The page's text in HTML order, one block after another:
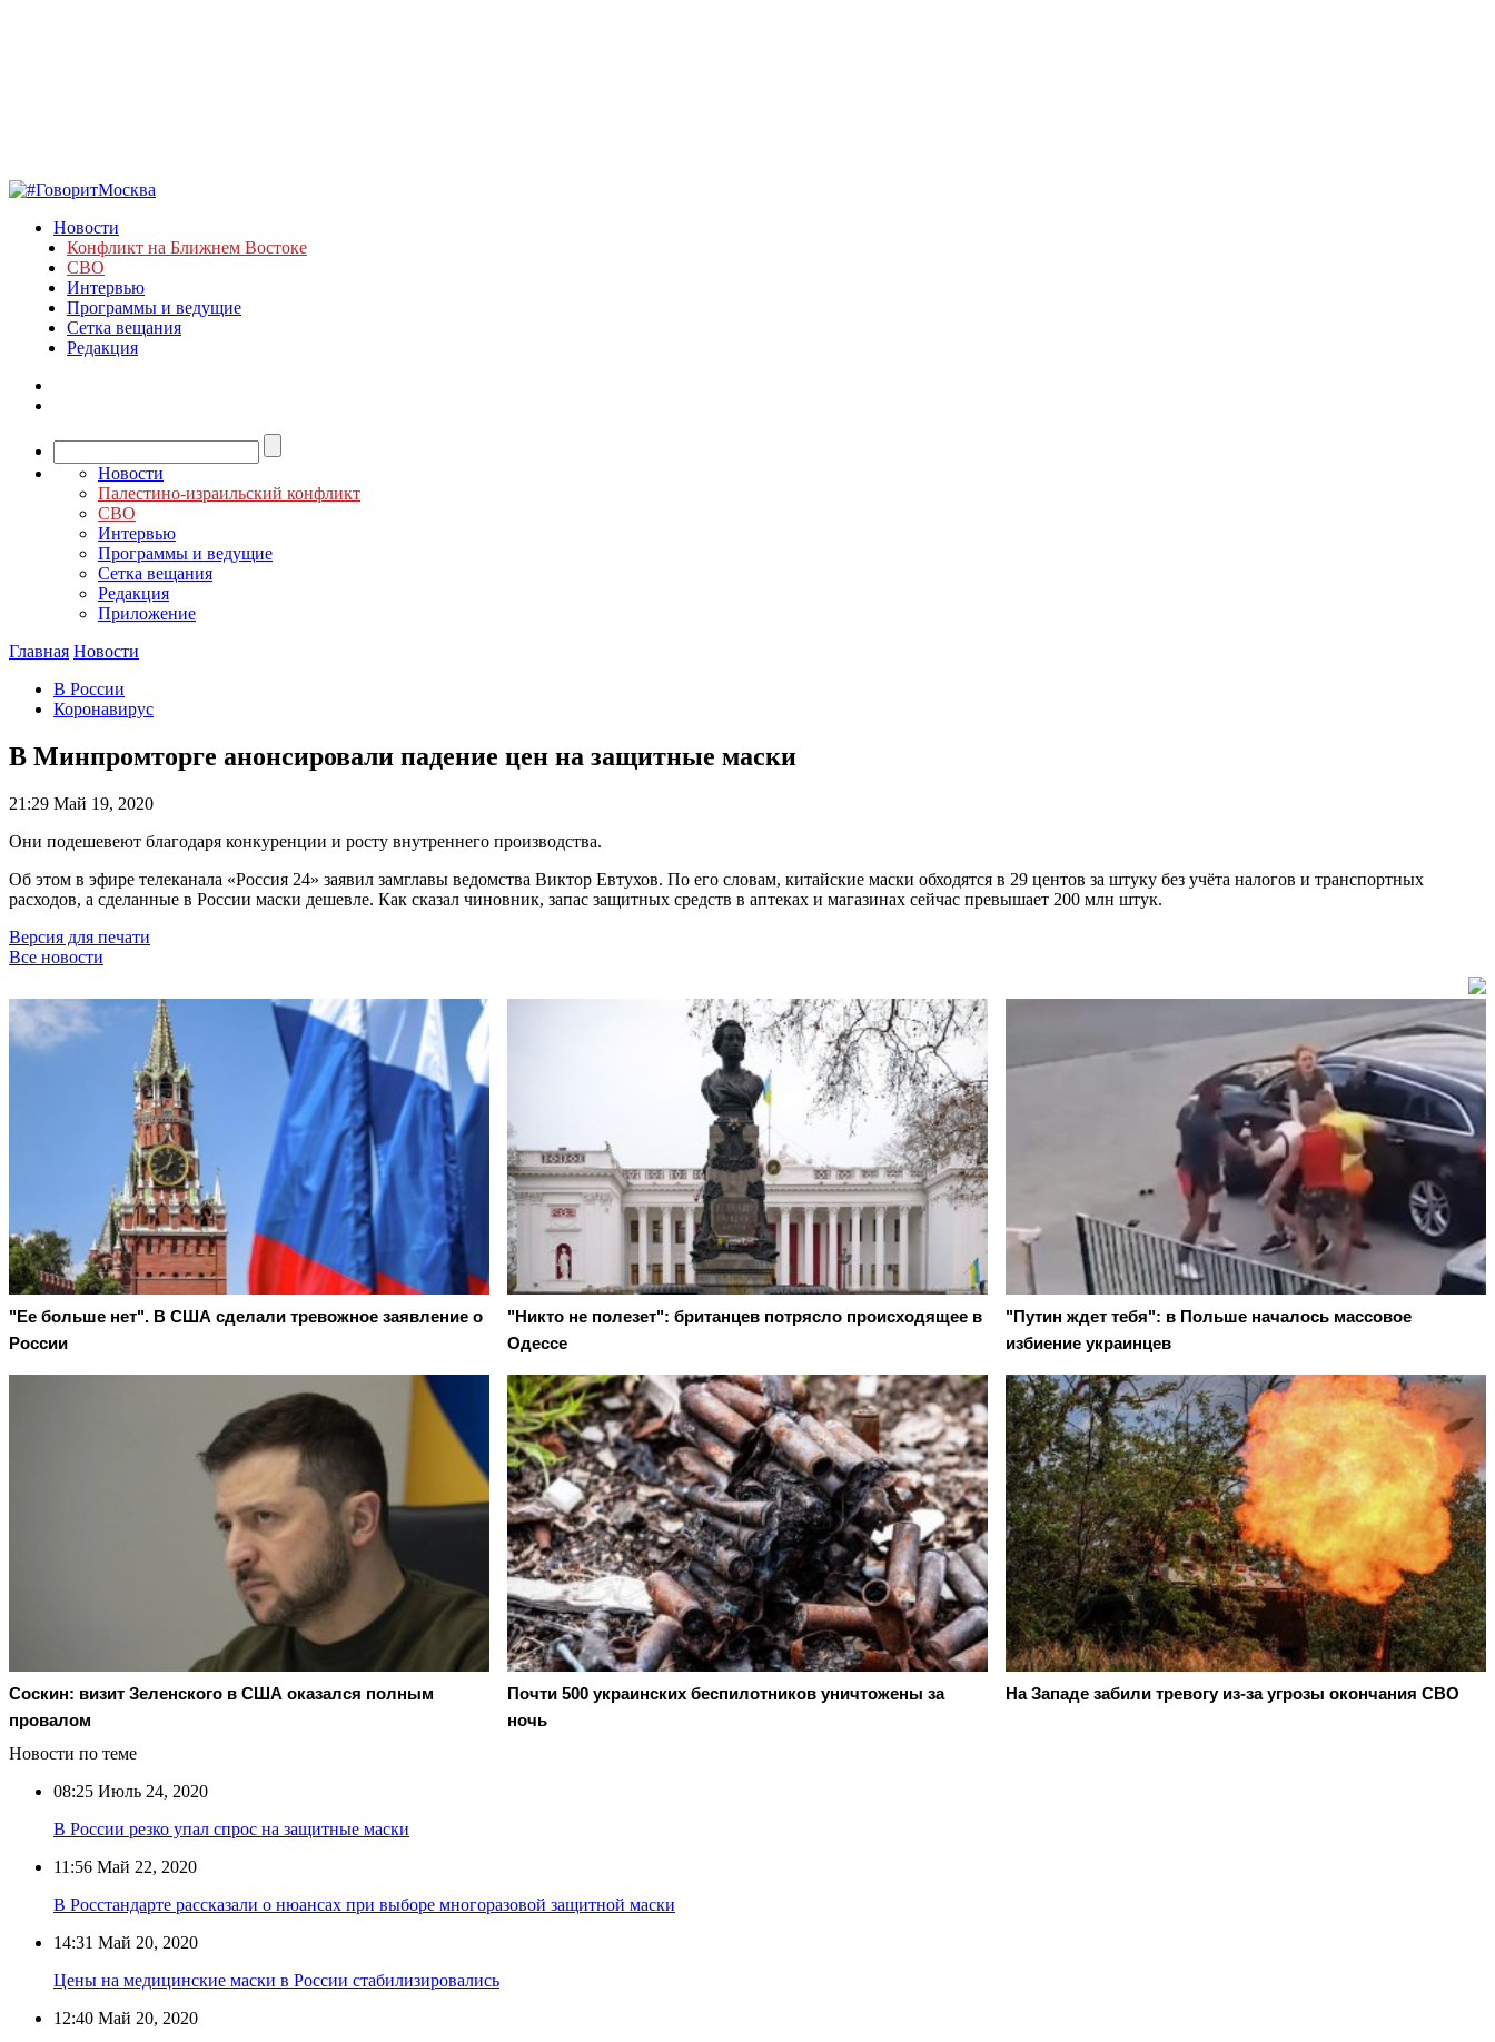
Новости
Конфликт на Ближнем Востоке
СВО
Интервью
Программы и ведущие
Сетка вещания
Редакция
Новости
Палестино-израильский конфликт
СВО
Интервью
Программы и ведущие
Сетка вещания
Редакция
Приложение
Главная Новости
В России
Коронавирус
В Минпромторге анонсировали падение цен на защитные маски
21:29 Май 19, 2020
Они подешевеют благодаря конкуренции и росту внутреннего производства.
Об этом в эфире телеканала «Россия 24» заявил замглавы ведомства Виктор Евтухов. По его словам, китайские маски обходятся в 29 центов за штуку без учёта налогов и транспортных
расходов, а сделанные в России маски дешевле. Как сказал чиновник, запас защитных средств в аптеках и магазинах сейчас превышает 200 млн штук.
Версия для печати
Все новости
"Ее больше нет". В США сделали тревожное заявление о
России
"Никто не полезет": британцев потрясло происходящее в
Одессе
"Путин ждет тебя": в Польше началось массовое
избиение украинцев
Соскин: визит Зеленского в США оказался полным
провалом
Почти 500 украинских беспилотников уничтожены за
ночь
На Западе забили тревогу из-за угрозы окончания СВО
Новости по теме
08:25 Июль 24, 2020
В России резко упал спрос на защитные маски
11:56 Май 22, 2020
В Росстандарте рассказали о нюансах при выборе многоразовой защитной маски
14:31 Май 20, 2020
Цены на медицинские маски в России стабилизировались
12:40 Май 20, 2020